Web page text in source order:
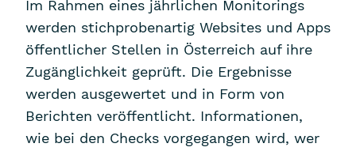
Im Rahmen eines jährlichen Monitorings
werden stichprobenartig Websites und Apps
öffentlicher Stellen in Österreich auf ihre
Zugänglichkeit geprüft. Die Ergebnisse
werden ausgewertet und in Form von
Berichten veröffentlicht. Informationen,
wie bei den Checks vorgegangen wird, wer